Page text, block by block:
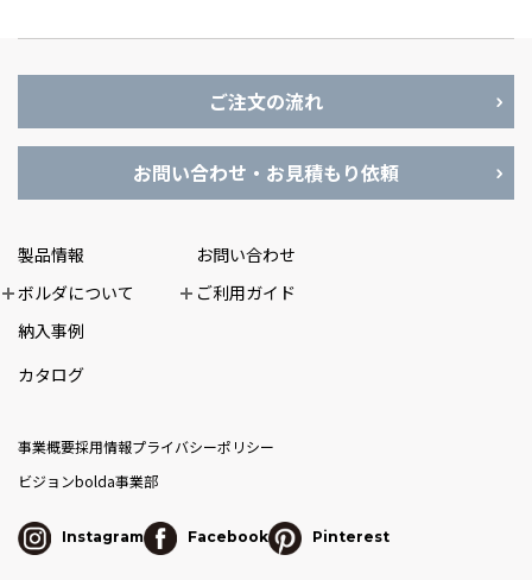
ご注文の流れ
お問い合わせ・お見積もり依頼
製品情報
ボルダについて
納入事例
カタログ
お問い合わせ
ご利用ガイド
事業概要採用情報プライバシーポリシー
ビジョンbolda事業部
Instagram Facebook Pinterest